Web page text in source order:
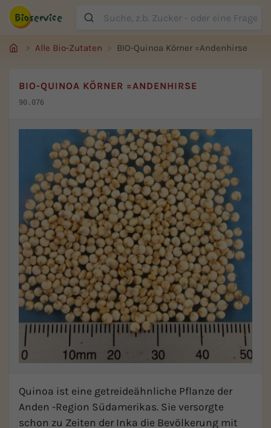
Suche
Alle Bio-Zutaten BIO-Quinoa Körner =Andenhirse
BIO-QUINOA KÖRNER =ANDENHIRSE
90.076
Quinoa ist eine getreideähnliche Pflanze der
Anden -Region Südamerikas. Sie versorgte
schon zu Zeiten der Inka die Bevölkerung mit